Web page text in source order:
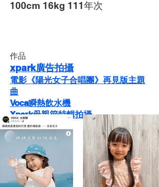
100cm 16kg 111年次
作品
xpark廣告拍攝
電影《陽光女子合唱團》再見版主題
曲
Voca瞬熱飲水機
Xpark母親節特輯拍攝